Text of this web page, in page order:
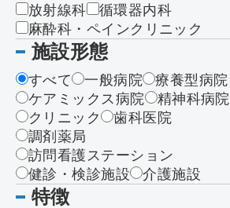
放射線科
循環器内科
麻酔科・ペインクリニック
施設形態
すべて 一般病院
療養型病院
ケアミックス病院
精神科病院
クリニック
歯科医院
調剤薬局
訪問看護ステーション
健診・検診施設
介護施設
特徴